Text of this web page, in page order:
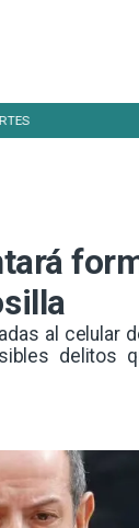
al celular
delitos